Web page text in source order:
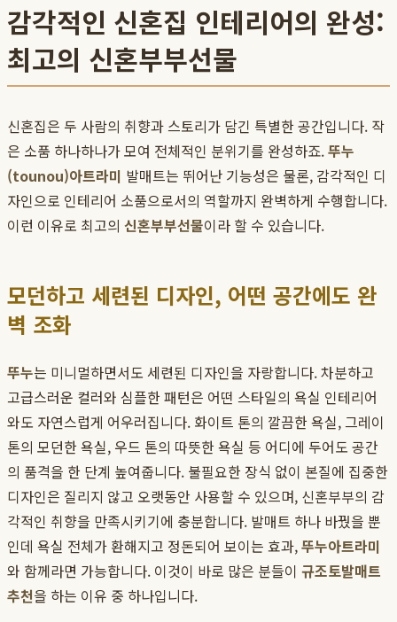
감각적인 신혼집 인테리어의 완성:
최고의 신혼부부선물
신혼집은 두 사람의 취향과 스토리가 담긴 특별한 공간입니다. 작
은 소품 하나하나가 모여 전체적인 분위기를 완성하죠.뚜누
(tounou)아트라미 발매트는 뛰어난 기능성은 물론, 감각적인 디
자인으로 인테리어 소품으로서의 역할까지 완벽하게 수행합니다.
이런 이유로 최고의 신혼부부선물이라 할 수 있습니다.
모던하고 세련된 디자인, 어떤 공간에도 완
벽 조화
뚜누는 미니멀하면서도 세련된 디자인을 자랑합니다. 차분하고
고급스러운 컬러와 심플한 패턴은 어떤 스타일의 욕실 인테리어
와도 자연스럽게 어우러집니다. 화이트 톤의 깔끔한 욕실, 그레이
톤의 모던한 욕실, 우드 톤의 따뜻한 욕실 등 어디에 두어도 공간
의 품격을 한 단계 높여줍니다. 불필요한 장식 없이 본질에 집중한
디자인은 질리지 않고 오랫동안 사용할 수 있으며, 신혼부부의 감
각적인 취향을 만족시키기에 충분합니다. 발매트 하나 바꿨을 뿐
인데 욕실 전체가 환해지고 정돈되어 보이는 효과,뚜누아트라미
와 함께라면 가능합니다. 이것이 바로 많은 분들이 규조토발매트
추천을 하는 이유 중 하나입니다.